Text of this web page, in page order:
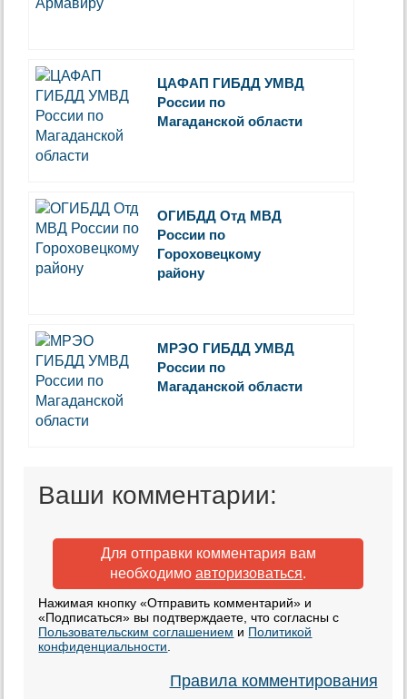
ЦАФАП ГИБДД УМВД
России по
Магаданской области
ОГИБДД Отд МВД
России по
Гороховецкому
району
МРЭО ГИБДД УМВД
России по
Магаданской области
Ваши комментарии:
Для отправки комментария вам
необходимо авторизоваться.
Нажимая кнопку «Отправить комментарий» и
«Подписаться» вы подтверждаете, что согласны с
Пользовательским соглашением и Политикой
конфиденциальности
Правила комментирования